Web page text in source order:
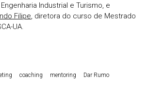
Industrial e Turismo, e
Filipe, diretora do curso de Mestrado
UA.
coaching mentoring Dar Rumo